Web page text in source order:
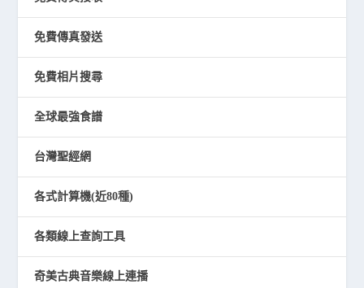
免費傳真發送
免費相片搜尋
全球最強食譜
台灣聖經網
各式計算機(近80種)
各類線上查詢工具
奇美古典音樂線上連播